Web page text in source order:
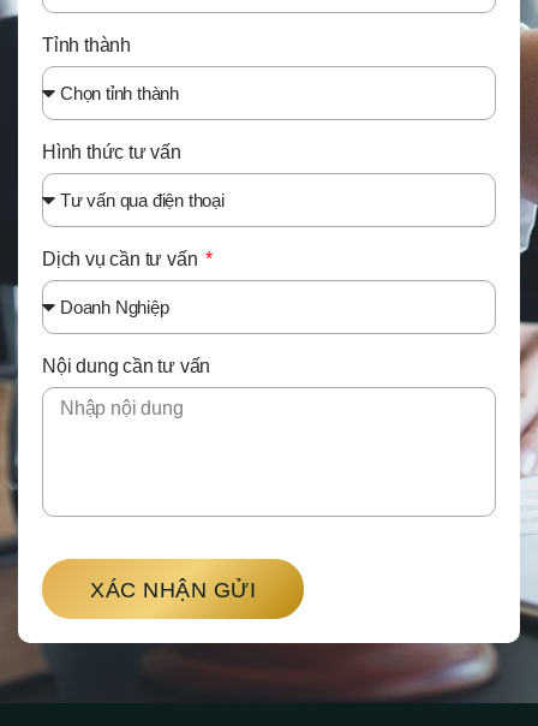
Tỉnh thành
Hình thức tư vấn
Dịch vụ cần tư vấn
Nội dung cần tư vấn
XÁC NHẬN GỬI